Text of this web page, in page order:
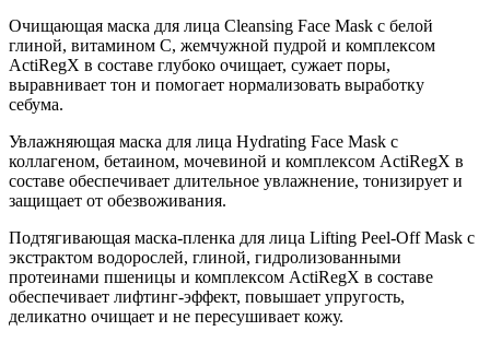
Очищающая маска для лица Cleansing Face Mask с белой
глиной, витамином С, жемчужной пудрой и комплексом
ActiRegX в составе глубоко очищает, сужает поры,
выравнивает тон и помогает нормализовать выработку
себума.
Увлажняющая маска для лица Hydrating Face Mask с
коллагеном, бетаином, мочевиной и комплексом ActiRegX в
составе обеспечивает длительное увлажнение, тонизирует и
защищает от обезвоживания.
Подтягивающая маска-пленка для лица Lifting Peel-Off Mask с
экстрактом водорослей, глиной, гидролизованными
протеинами пшеницы и комплексом ActiRegX в составе
обеспечивает лифтинг-эффект, повышает упругость,
деликатно очищает и не пересушивает кожу.